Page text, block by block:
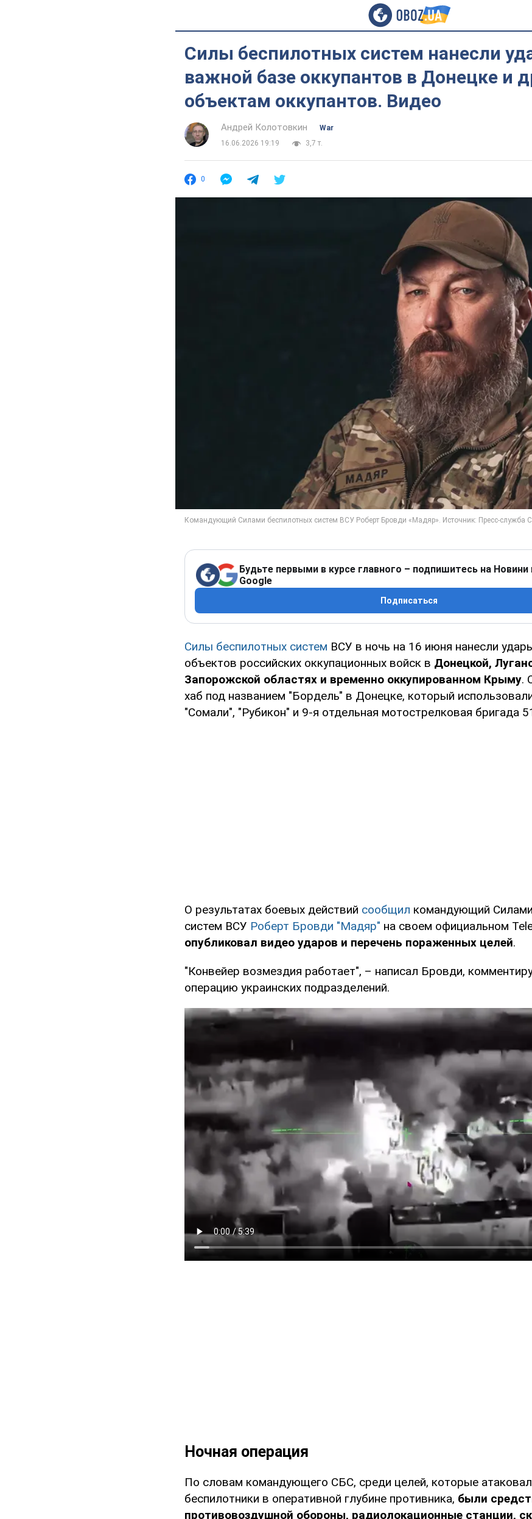
Силы беспилотных систем нанесли
важной базе оккупантов в Донецке и
объектам оккупантов. Видео
Андрей Колотовкин
War
16.06.2026 19:19
3,7 т.
0
Будьте первыми в курсе главного – подпишитесь на Новини
Google
Подписаться
Силы беспилотных систем ВСУ в ночь на 16 июня нанесли
объектов российских оккупационных войск в Донецкой,
Запорожской областях и временно оккупированном Крыму.
хаб под названием "Бордель" в Донецке, который
"Сомали", "Рубикон" и 9-я отдельная мотострелковая бригада
О результатах боевых действий сообщил командующий
систем ВСУ Роберт Бровди "Мадяр" на своем официальном
опубликовал видео ударов и перечень пораженных целей.
"Конвейер возмездия работает", – написал Бровди,
операцию украинских подразделений.
Ночная операция
По словам командующего СБС, среди целей, которые
беспилотники в оперативной глубине противника, были
противовоздушной обороны, радиолокационные станции,